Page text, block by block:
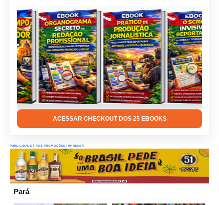
ACESSAR CHECKOUT DOS 25 EBOOKS
PUBLICIDADE | PÓS PROMOÇÕES IMPRENSA
Pará